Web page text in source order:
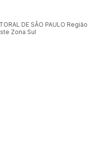
DE SÃO PAULO Região
Zona Sul